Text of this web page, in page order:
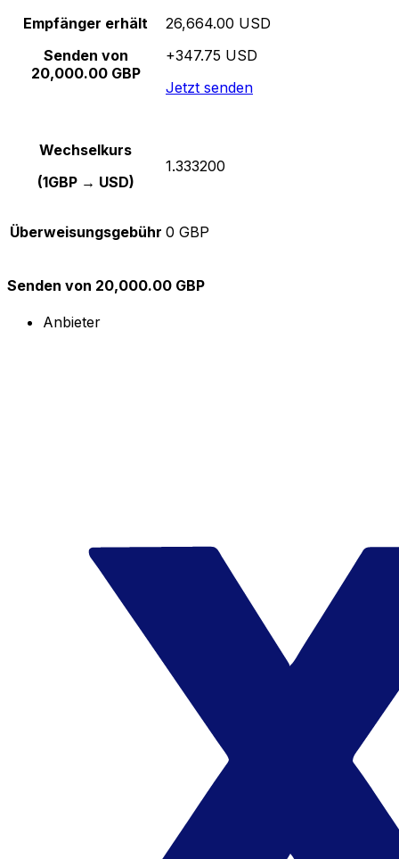
Empfänger erhält
Senden von
20,000.00 GBP
26,664.00 USD
+347.75 USD
Jetzt senden
Wechselkurs
(1GBP → USD)
1.333200
Überweisungsgebühr 0 GBP
Senden von 20,000.00 GBP
Anbieter